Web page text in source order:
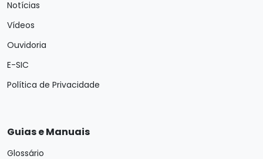
Notícias
Vídeos
Ouvidoria
E-SIC
Política de Privacidade
Guias e Manuais
Glossário